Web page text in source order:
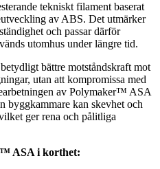
tekniskt filament baserat
av ABS. Det utmärker
och passar därför
utomhus under längre tid.
bättre motståndskraft mot
utan att kompromissa med
av Polymaker™ ASA
byggkammare kan skevhet och
ger rena och pålitliga
ASA i korthet: